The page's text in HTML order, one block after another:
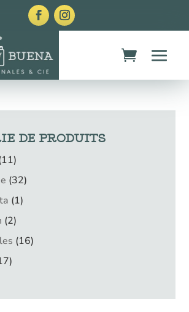
DE PRODUITS
1111
produits
3232
11
22
produits
1616
17